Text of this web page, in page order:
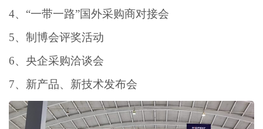
4、“一带一路”国外采购商对接会
5、制博会评奖活动
6、央企采购洽谈会
7、新产品、新技术发布会